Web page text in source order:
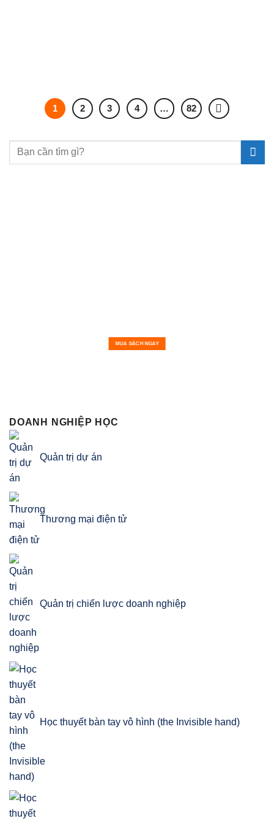
1 2 3 4 … 82
MUA SÁCH NGAY
DOANH NGHIỆP HỌC
Quản trị dự án
Thương mại điện tử
Quản trị chiến lược doanh nghiệp
Học thuyết bàn tay vô hình (the Invisible hand)